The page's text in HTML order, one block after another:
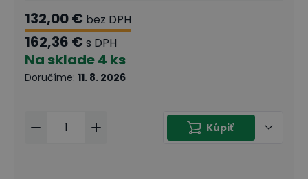
132,00 € bez DPH
162,36 € s DPH
Na sklade4 ks
Doručíme: 11. 8. 2026
Kúpiť